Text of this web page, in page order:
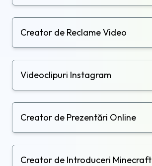
Creator de Reclame Video
Videoclipuri Instagram
Creator de Prezentări Online
Creator de Introduceri Minecraft